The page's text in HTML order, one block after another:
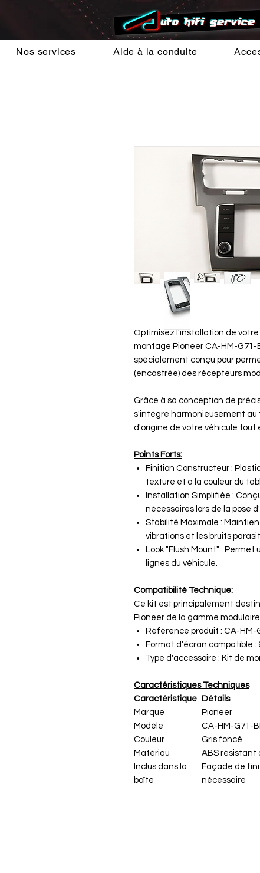
Nos services Aide à la conduite
Optimisez l'installation de
montage Pioneer CA-HM-
spécialement conçu pour
(encastrée) des récepteurs
Grâce à sa conception de
s'intègre harmonieusement
d'origine de votre véhicule
Points Forts:
Finition Constructeur :
texture et à la couleur du
Installation Simplifiée :
nécessaires lors de la pose
Stabilité Maximale :
vibrations et les bruits
Look "Flush Mount" :
lignes du véhicule.
Compatibilité Technique:
Ce kit est principalement
Pioneer de la gamme modulaire
Référence produit : CA-HM-
Format d'écran compatible :
Type d'accessoire : Kit de
Caractéristiques Techniques
Caractéristique Détails
Marque
Pioneer
Modèle
CA-HM-G71-
Couleur
Gris foncé
Matériau
ABS résistant
Inclus dans la
boîte
Façade de
nécessaire